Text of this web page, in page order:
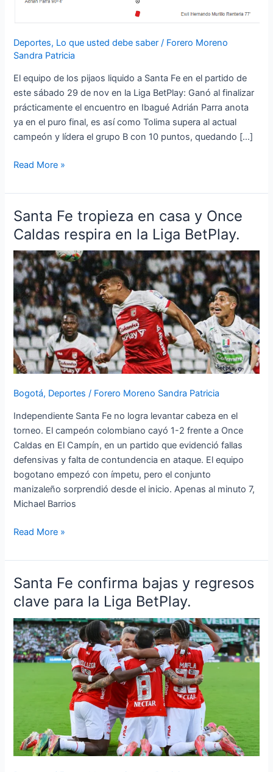
Deportes, Lo que usted debe saber / Forero Moreno
Sandra Patricia
El equipo de los pijaos liquido a Santa Fe en el partido de
este sábado 29 de nov en la Liga BetPlay: Ganó al finalizar
prácticamente el encuentro en Ibagué Adrián Parra anota
ya en el puro final, es así como Tolima supera al actual
campeón y lídera el grupo B con 10 puntos, quedando […]
Read More »
Santa Fe tropieza en casa y Once
Caldas respira en la Liga BetPlay.
Bogotá, Deportes / Forero Moreno Sandra Patricia
Independiente Santa Fe no logra levantar cabeza en el
torneo. El campeón colombiano cayó 1-2 frente a Once
Caldas en El Campín, en un partido que evidenció fallas
defensivas y falta de contundencia en ataque. El equipo
bogotano empezó con ímpetu, pero el conjunto
manizaleño sorprendió desde el inicio. Apenas al minuto 7,
Michael Barrios
Santa
Fe
tropieza
en
casa
y
Once
Caldas
respira
en
la
Liga
BetPlay.
Read More »
Santa Fe confirma bajas y regresos
clave para la Liga BetPlay.
Santa
Fe
confirma
bajas
y
regresos
BetPlay.